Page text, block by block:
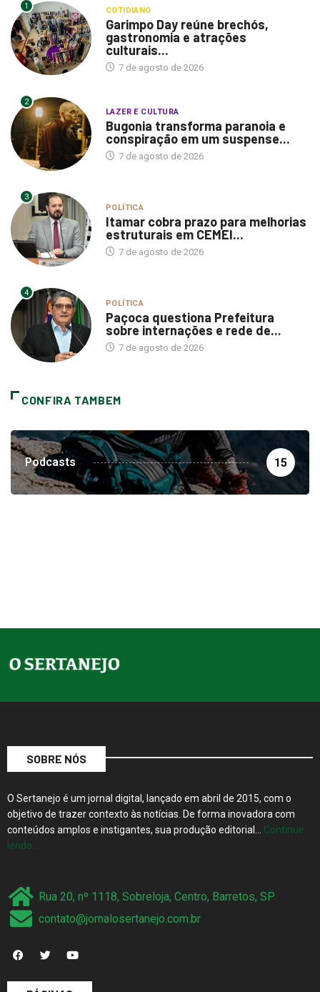
1 COTIDIANO
Garimpo Day reúne brechós,
gastronomia e atrações
culturais...
7 de agosto de 2026
2
LAZER E CULTURA
Bugonia transforma paranoia e
conspiração em um suspense...
7 de agosto de 2026
3
POLÍTICA
Itamar cobra prazo para melhorias
estruturais em CEMEI...
7 de agosto de 2026
4
POLÍTICA
Paçoca questiona Prefeitura
sobre internações e rede de...
7 de agosto de 2026
CONFIRA TAMBEM
Podcasts 15
SOBRE NÓS
O Sertanejo é um jornal digital, lançado em abril de 2015, com o
objetivo de trazer contexto às notícias. De forma inovadora com
conteúdos amplos e instigantes, sua produção editorial… Continue
lendo…
Rua 20, nº 1118, Sobreloja, Centro, Barretos, SP
contato@jornalosertanejo.com.br